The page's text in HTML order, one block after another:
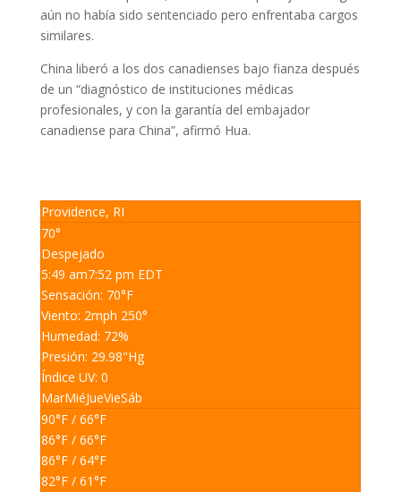
aún no había sido sentenciado pero enfrentaba cargos
similares.
China liberó a los dos canadienses bajo fianza después
de un “diagnóstico de instituciones médicas
profesionales, y con la garantía del embajador
canadiense para China”, afirmó Hua.
Providence, RI
70°
Despejado
5:49 am7:52 pm EDT
Sensación: 70°F
Viento: 2mph 250°
Humedad: 72%
Presión: 29.98"Hg
Índice UV: 0
MarMiéJueVieSáb
90°F/ 66°F
86°F/ 66°F
86°F/ 64°F
82°F/ 61°F